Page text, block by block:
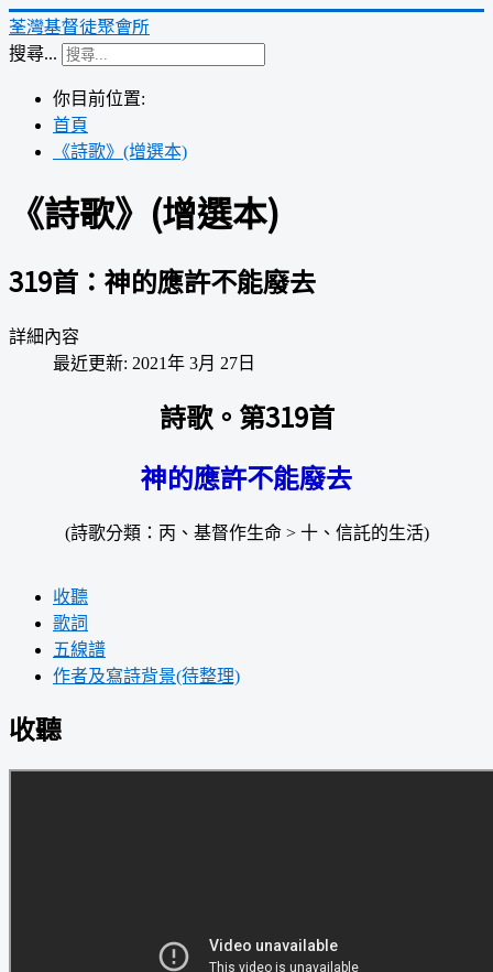
荃灣基督徒聚會所
搜尋...
你目前位置:
首頁
《詩歌》(增選本)
《詩歌》(增選本)
319首：神的應許不能廢去
詳細內容
最近更新: 2021年 3月 27日
詩歌。第319首
神的應許不能廢去
(詩歌分類：丙、基督作生命 > 十、信託的生活)
收聽
歌詞
五線譜
作者及寫詩背景(待整理)
收聽